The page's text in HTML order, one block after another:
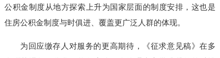
公积金制度从地方探索上升为国家层面的制度安排，这也是
住房公积金制度与时俱进、覆盖更广泛人群的体现。
为回应缴存人对服务的更高期待，《征求意见稿》在多